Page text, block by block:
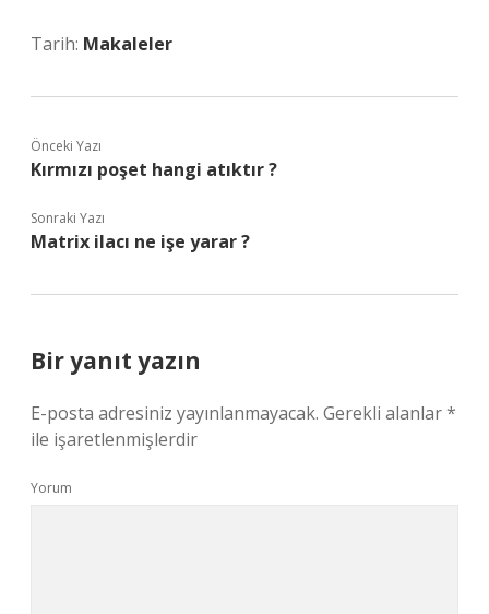
Tarih: Makaleler
Önceki Yazı
Kırmızı poşet hangi atıktır ?
Sonraki Yazı
Matrix ilacı ne işe yarar ?
Bir yanıt yazın
E-posta adresiniz yayınlanmayacak. Gerekli alanlar*
ile işaretlenmişlerdir
Yorum